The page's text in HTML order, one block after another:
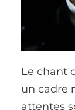
Le chant
un cadre
attentes